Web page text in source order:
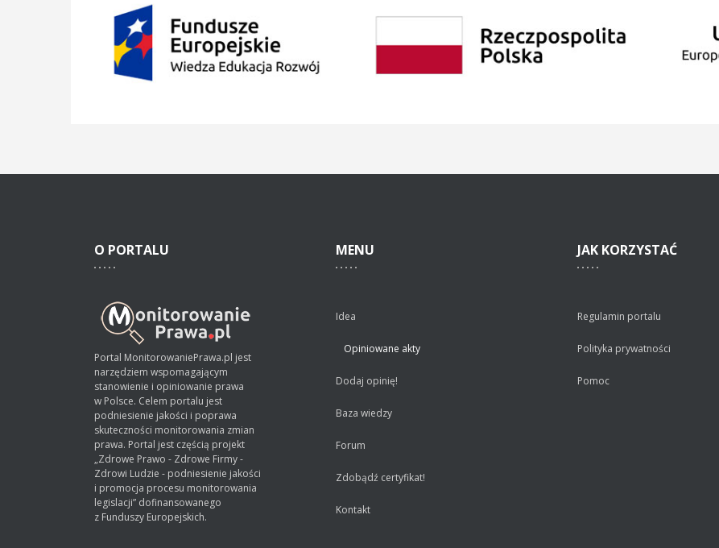
O PORTALU
Portal MonitorowaniePrawa.pl jest
narzędziem wspomagającym
stanowienie i opiniowanie prawa
w Polsce. Celem portalu jest
podniesienie jakości i poprawa
skuteczności monitorowania zmian
prawa. Portal jest częścią projekt
„Zdrowe Prawo - Zdrowe Firmy -
Zdrowi Ludzie - podniesienie jakości
i promocja procesu monitorowania
legislacji” dofinansowanego
z Funduszy Europejskich.
MENU
Idea
Opiniowane akty
Dodaj opinię!
Baza wiedzy
Forum
Zdobądź certyfikat!
Kontakt
JAK KORZYSTAĆ
Regulamin portalu
Polityka prywatności
Pomoc